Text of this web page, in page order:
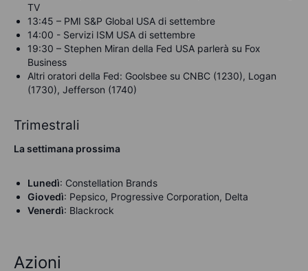
TV
13:45 – PMI S&P Global USA di settembre
14:00 - Servizi ISM USA di settembre
19:30 – Stephen Miran della Fed USA parlerà su Fox
Business
Altri oratori della Fed: Goolsbee su CNBC (1230), Logan
(1730), Jefferson (1740)
Trimestrali
La settimana prossima
Lunedì: Constellation Brands
Giovedì: Pepsico, Progressive Corporation, Delta
Venerdì: Blackrock
Azioni